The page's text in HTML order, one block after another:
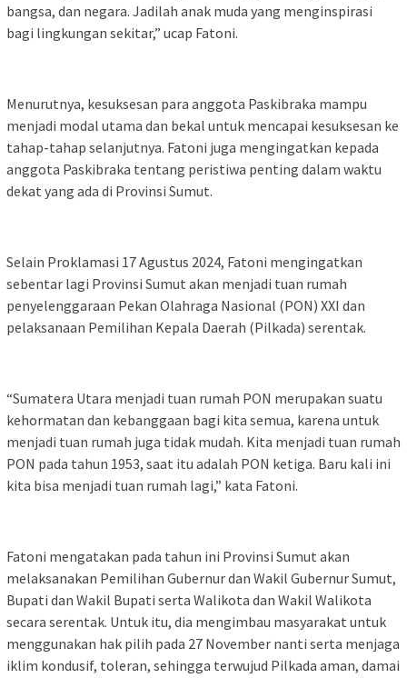
bangsa, dan negara. Jadilah anak muda yang menginspirasi
bagi lingkungan sekitar,” ucap Fatoni.
Menurutnya, kesuksesan para anggota Paskibraka mampu
menjadi modal utama dan bekal untuk mencapai kesuksesan ke
tahap-tahap selanjutnya. Fatoni juga mengingatkan kepada
anggota Paskibraka tentang peristiwa penting dalam waktu
dekat yang ada di Provinsi Sumut.
Selain Proklamasi 17 Agustus 2024, Fatoni mengingatkan
sebentar lagi Provinsi Sumut akan menjadi tuan rumah
penyelenggaraan Pekan Olahraga Nasional (PON) XXI dan
pelaksanaan Pemilihan Kepala Daerah (Pilkada) serentak.
“Sumatera Utara menjadi tuan rumah PON merupakan suatu
kehormatan dan kebanggaan bagi kita semua, karena untuk
menjadi tuan rumah juga tidak mudah. Kita menjadi tuan rumah
PON pada tahun 1953, saat itu adalah PON ketiga. Baru kali ini
kita bisa menjadi tuan rumah lagi,” kata Fatoni.
Fatoni mengatakan pada tahun ini Provinsi Sumut akan
melaksanakan Pemilihan Gubernur dan Wakil Gubernur Sumut,
Bupati dan Wakil Bupati serta Walikota dan Wakil Walikota
secara serentak. Untuk itu, dia mengimbau masyarakat untuk
menggunakan hak pilih pada 27 November nanti serta menjaga
iklim kondusif, toleran, sehingga terwujud Pilkada aman, damai